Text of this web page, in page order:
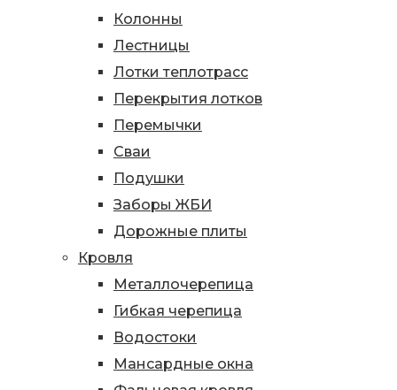
Колонны
Лестницы
Лотки теплотрасс
Перекрытия лотков
Перемычки
Сваи
Подушки
Заборы ЖБИ
Дорожные плиты
Кровля
Металлочерепица
Гибкая черепица
Водостоки
Мансардные окна